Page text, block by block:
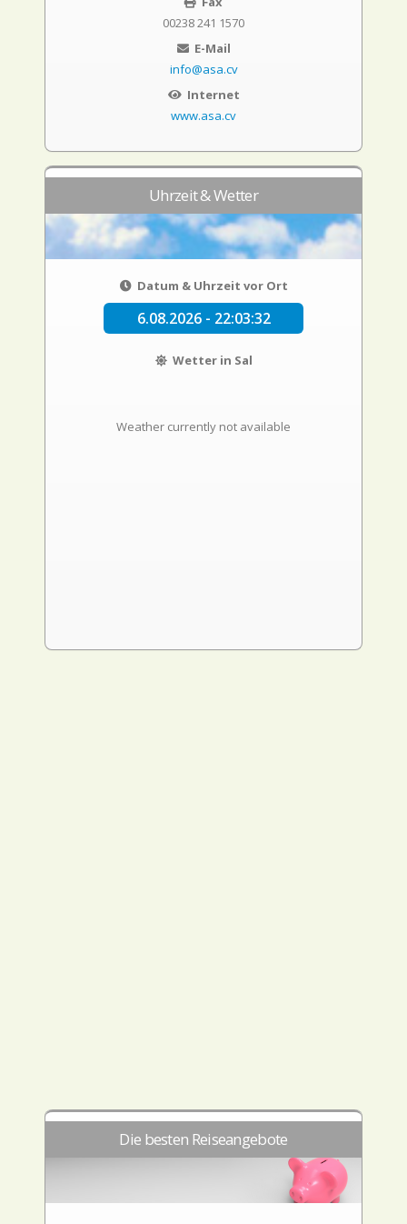
00238 241 1570
E-Mail
info@asa.cv
Internet
www.asa.cv
Uhrzeit & Wetter
Datum & Uhrzeit vor Ort
6.08.2026 - 22:03:33
Wetter in Sal
Weather currently not available
Die besten Reiseangebote